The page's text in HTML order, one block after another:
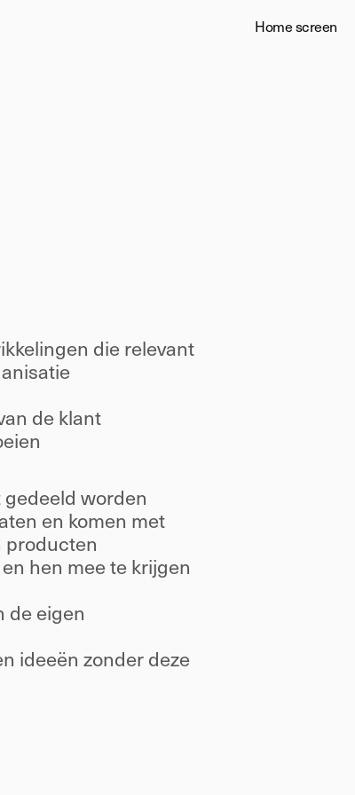
Home screen
die relevant
de klant
worden
en komen met
producten
hen mee te krijgen
de eigen
ideeën zonder deze